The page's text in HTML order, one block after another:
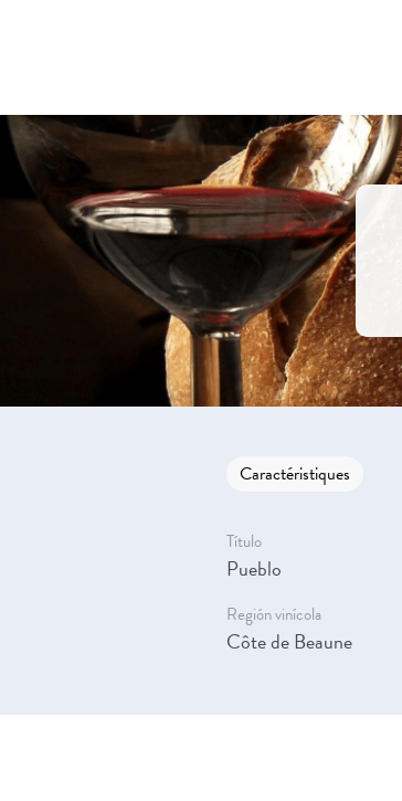
Caractéristiques
Título
Pueblo
Región vinícola
Côte de Beaune